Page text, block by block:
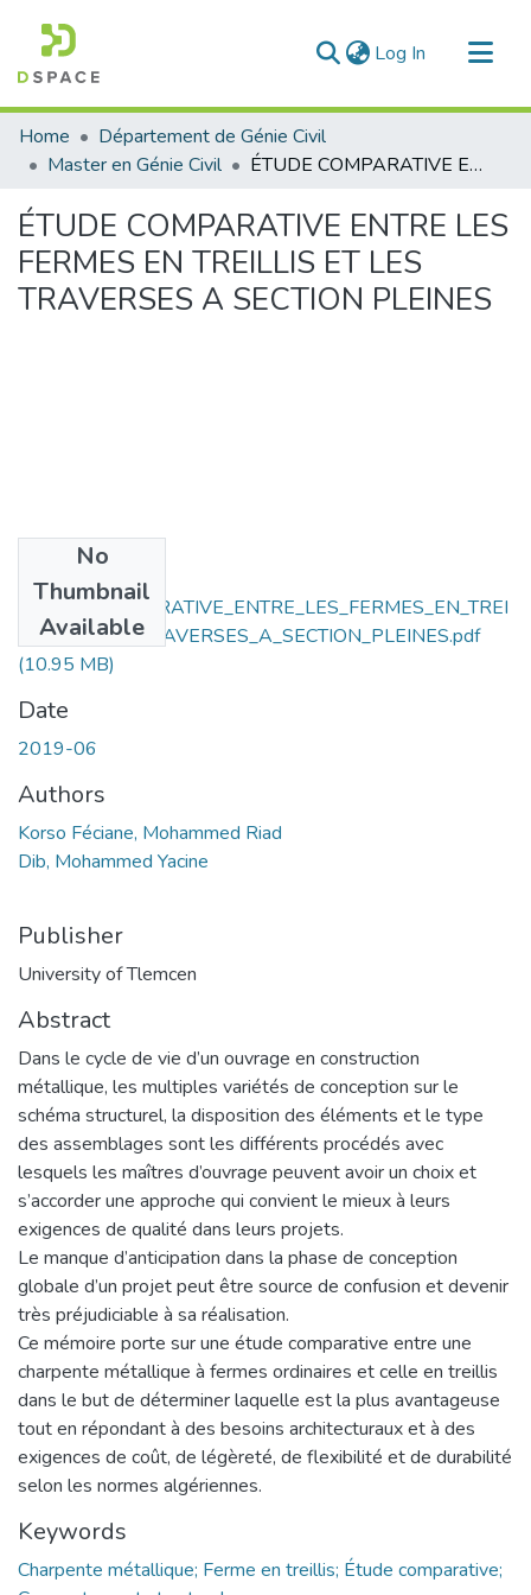
Log In (current)
Communities & Collections
All of DSpace
Statistics
Home
Département de Génie Civil
Master en Génie Civil
ÉTUDE COMPARATIVE ENTRE LES FERMES EN TREILLIS ET LES TRAVERSES A SECTION PLEINES
ÉTUDE COMPARATIVE ENTRE LES
FERMES EN TREILLIS ET LES
TRAVERSES A SECTION PLEINES
No
Thumbnail
Available
ETUDE_COMPARATIVE_ENTRE_LES_FERMES_EN_TREI
LLIS_ET_LES_TRAVERSES_A_SECTION_PLEINES.pdf
(10.95 MB)
Date
2019-06
Authors
Korso Féciane, Mohammed Riad
Dib, Mohammed Yacine
Publisher
University of Tlemcen
Abstract
Dans le cycle de vie d’un ouvrage en construction
métallique, les multiples variétés de conception sur le
schéma structurel, la disposition des éléments et le type
des assemblages sont les différents procédés avec
lesquels les maîtres d’ouvrage peuvent avoir un choix et
s’accorder une approche qui convient le mieux à leurs
exigences de qualité dans leurs projets.
Le manque d’anticipation dans la phase de conception
globale d’un projet peut être source de confusion et devenir
très préjudiciable à sa réalisation.
Ce mémoire porte sur une étude comparative entre une
charpente métallique à fermes ordinaires et celle en treillis
dans le but de déterminer laquelle est la plus avantageuse
tout en répondant à des besoins architecturaux et à des
exigences de coût, de légèreté, de flexibilité et de durabilité
selon les normes algériennes.
Keywords
Charpente métallique; Ferme en treillis; Étude comparative;